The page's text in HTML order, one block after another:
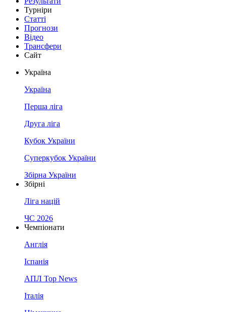
Турніри
Статті
Прогнози
Відео
Трансфери
Сайт
Україна
Україна
Перша ліга
Друга ліга
Кубок України
Суперкубок України
Збірна України
Збірні
Ліга націй
ЧС 2026
Чемпіонати
Англія
Іспанія
АПЛ Top News
Італія